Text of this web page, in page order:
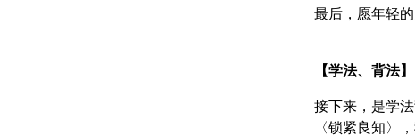
最后，愿年轻
【学法、背法】
接下来，是学
〈锁紧良知〉